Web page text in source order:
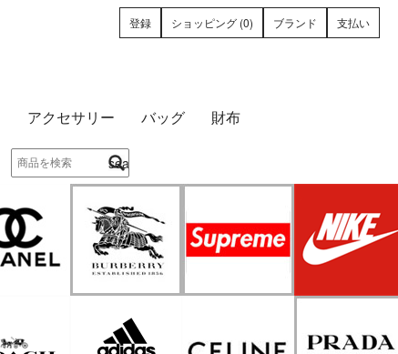
登録 ショッピング (0) ブランド 支払い
アクセサリー バッグ 財布